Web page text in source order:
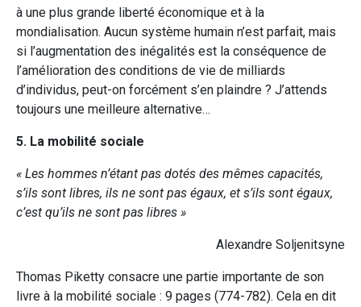
à une plus grande liberté économique et à la
mondialisation. Aucun système humain n’est parfait, mais
si l’augmentation des inégalités est la conséquence de
l’amélioration des conditions de vie de milliards
d’individus, peut-on forcément s’en plaindre ? J’attends
toujours une meilleure alternative…
5. La mobilité sociale
« Les hommes n’étant pas dotés des mêmes capacités,
s’ils sont libres, ils ne sont pas égaux, et s’ils sont égaux,
c’est qu’ils ne sont pas libres »
Alexandre Soljenitsyne
Thomas Piketty consacre une partie importante de son
livre à la mobilité sociale : 9 pages (774-782). Cela en dit